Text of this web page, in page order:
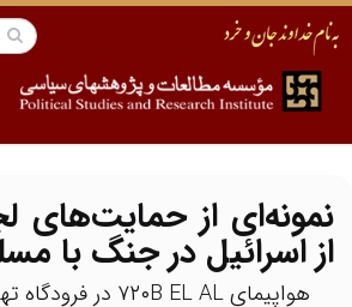
نمونه‌ای از حمایت‌های
از اسرائیل در جنگ با
هواپیمای ۷۲۰B EL AL در فرودگاه تهران-مهرآباد